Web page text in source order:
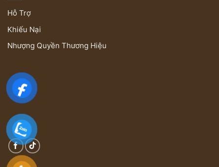
Hỗ Trợ
Khiếu Nại
Nhượng Quyền Thương Hiệu